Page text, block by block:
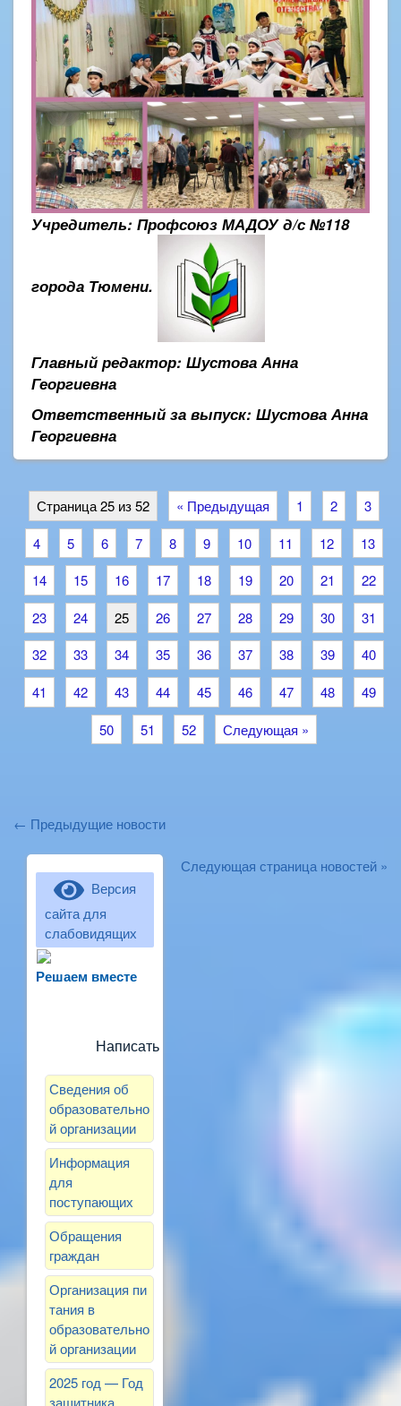
Учредитель: Профсоюз МАДОУ д/с №118
города Тюмени.
Главный редактор: Шустова Анна
Георгиевна
Ответственный за выпуск: Шустова Анна
Георгиевна
Страница 25 из 52 « Предыдущая 1 2
3
4
5 6 7 8 9 10 11 12
13
14
15 16 17 18 19 20 21
22
23
24 25 26 27 28 29 30
31
32
33 34 35 36 37 38 39
40
41
42 43 44 45 46 47 48
49
50
51 52 Следующая »
← Предыдущие новости
Следующая страница новостей »
Версия
сайта для
слабовидящих
Решаем вместе
Хотите рассказать о воспитателях?
Написать сообщение
Сведения об
образовательно
й организации
Информация
для
поступающих
Обращения
граждан
Организация пи
тания в
образовательно
й организации
2025 год — Год